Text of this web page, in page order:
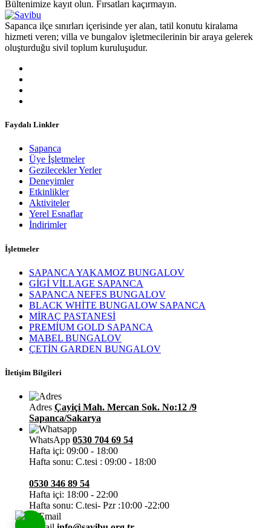
Bültenimize kayıt olun. Fırsatları kaçırmayın.
Sapanca ilçe sınırları içerisinde yer alan, tatil konutu kiralama
hizmeti veren; villa ve bungalov işletmecilerinin bir araya gelerek
oluşturduğu sivil toplum kuruluşudur.
Faydalı Linkler
Sapanca
Üye İşletmeler
Gezilecekler Yerler
Deneyimler
Etkinlikler
Aktiviteler
Yerel Esnaflar
İndirimler
İşletmeler
SAPANCA YAKAMOZ BUNGALOV
GİGİ VİLLAGE SAPANCA
SAPANCA NEFES BUNGALOV
BLACK WHİTE BUNGALOW SAPANCA
MİRAÇ PASTANESİ
PREMİUM GOLD SAPANCA
MABEL BUNGALOV
ÇETİN GARDEN BUNGALOV
İletişim Bilgileri
Adres Çayiçi Mah. Mercan Sok. No:12 /9
Sapanca/Sakarya
WhatsApp 0530 704 69 54
Hafta içi: 09:00 - 18:00
Hafta sonu: C.tesi : 09:00 - 18:00
0530 346 89 54
Hafta içi: 18:00 - 22:00
Hafta sonu: C.tesi- Pzr :10:00 -22:00